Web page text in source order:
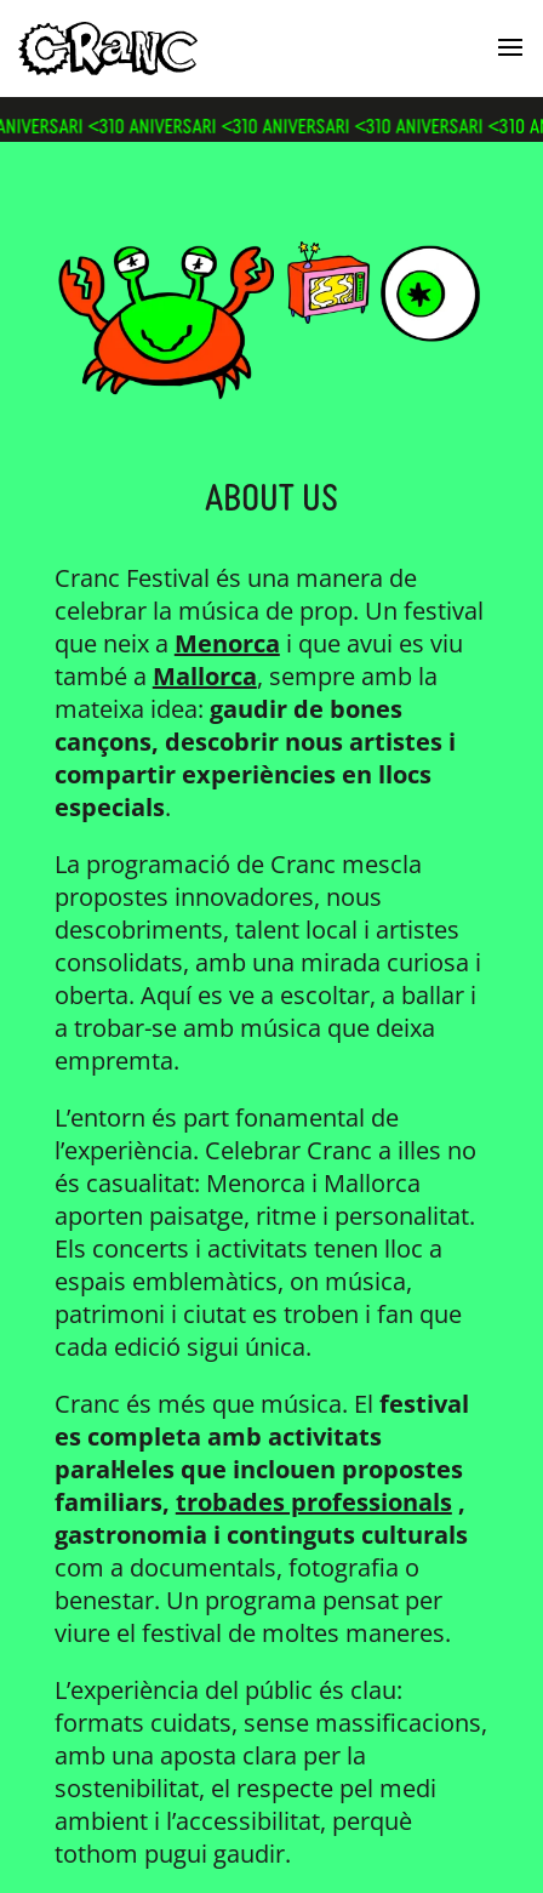
<310 ANIVERSARI <310 ANIVERSARI <310 ANIVERSARI <310
ABOUT US
Cranc Festival és una manera de
celebrar la música de prop. Un festival
que neix a Menorca i que avui es viu
també a Mallorca, sempre amb la
mateixa idea: gaudir de bones
cançons, descobrir nous artistes i
compartir experiències en llocs
especials.
La programació de Cranc mescla
propostes innovadores, nous
descobriments, talent local i artistes
consolidats, amb una mirada curiosa i
oberta. Aquí es ve a escoltar, a ballar i
a trobar-se amb música que deixa
empremta.
L’entorn és part fonamental de
l’experiència. Celebrar Cranc a illes no
és casualitat: Menorca i Mallorca
aporten paisatge, ritme i personalitat.
Els concerts i activitats tenen lloc a
espais emblemàtics, on música,
patrimoni i ciutat es troben i fan que
cada edició sigui única.
Cranc és més que música. El festival
es completa amb activitats
paral·leles que inclouen propostes
familiars, trobades professionals,
gastronomia i continguts culturals
com a documentals, fotografia o
benestar. Un programa pensat per
viure el festival de moltes maneres.
L’experiència del públic és clau:
formats cuidats, sense massificacions,
amb una aposta clara per la
sostenibilitat, el respecte pel medi
ambient i l’accessibilitat, perquè
tothom pugui gaudir.